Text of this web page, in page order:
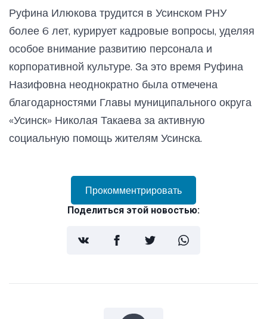
Руфина Илюкова трудится в Усинском РНУ
более 6 лет, курирует кадровые вопросы, уделяя
особое внимание развитию персонала и
корпоративной культуре. За это время Руфина
Назифовна неоднократно была отмечена
благодарностями Главы муниципального округа
«Усинск» Николая Такаева за активную
социальную помощь жителям Усинска.
Прокомментрировать
Поделиться этой новостью: